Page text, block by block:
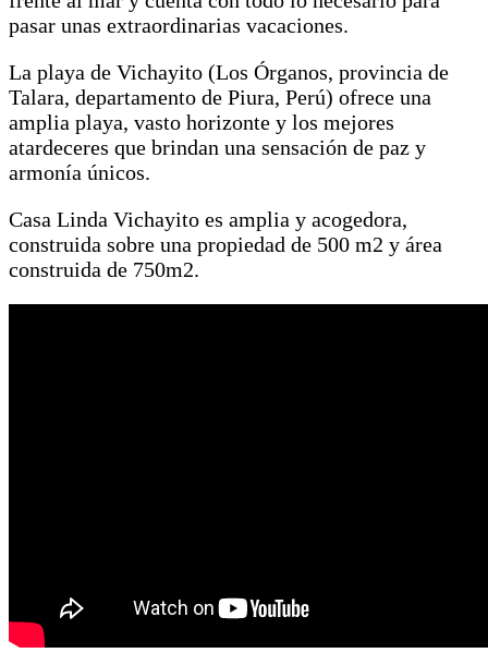
pasar unas extraordinarias vacaciones.
La playa de Vichayito (Los Órganos, provincia de
Talara, departamento de Piura, Perú) ofrece una
amplia playa, vasto horizonte y los mejores
atardeceres que brindan una sensación de paz y
armonía únicos.
Casa Linda Vichayito es amplia y acogedora,
construida sobre una propiedad de 500 m2 y área
construida de 750m2.